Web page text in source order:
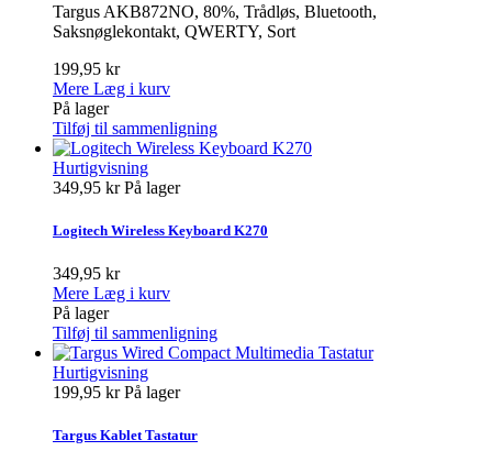
Targus AKB872NO, 80%, Trådløs, Bluetooth,
Saksnøglekontakt, QWERTY, Sort
199,95 kr
Mere Læg i kurv
På lager
Tilføj til sammenligning
Hurtigvisning
349,95 krPå lager
Logitech Wireless Keyboard K270
349,95 kr
Mere Læg i kurv
På lager
Tilføj til sammenligning
Hurtigvisning
199,95 krPå lager
Targus Kablet Tastatur